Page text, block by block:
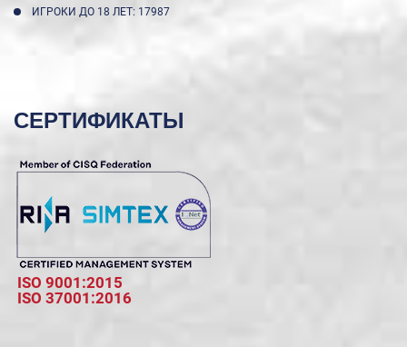
ИГРОКИ ДО 18 ЛЕТ: 17987
СЕРТИФИКАТЫ
ISO 9001:2015
ISO 37001:2016